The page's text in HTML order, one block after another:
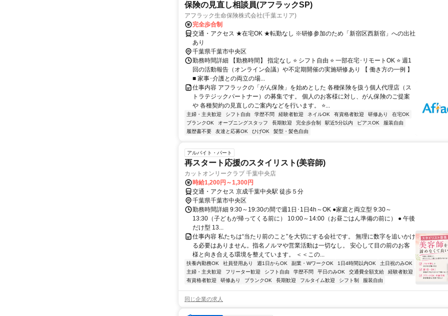
保険の見直し相談員(アフラックSP)
アフラック生命保険株式会社(千葉エリア)
完全歩合制
交通・アクセス ★在宅OK ★転勤なし ※研修参加のため「新宿区西新宿」への出社
あり
千葉県千葉市中央区
勤務時間詳細 【勤務時間】 指定なし ⭐ シフト自由 ⭐ 一部在宅･リモートOK ⭐ 週1
回の活動報告（オンライン会議）や不定期開催の実施研修あり 【 働き方の一例 】
■ 家事･介護との両立の場...
仕事内容 アフラックの「がん保険」を始めとした 各種保険を扱う個人代理店（ス
トラテジックパートナー）の募集です。 個人のお客様に対し、がん保険のご提案
や 各種契約の見直しのご案内などを行います。 ⭐...
主婦・主夫歓迎 シフト自由 学歴不問 経験者歓迎 ネイルOK 有資格者歓迎 研修あり
在宅OK
ブランクOK
オープニングスタッフ 長期歓迎 完全歩合制 駅近5分以内 ピアスOK
服装自由
履歴書不要
友達と応募OK ひげOK 髪型・髪色自由
アルバイト・パート
再スタート応援のスタイリスト(美容師)
カットオンリークラブ 千葉中央店
時給1,200円～1,300円
交通・アクセス 京成千葉中央駅 徒歩５分
千葉県千葉市中央区
勤務時間詳細 9:30～19:30の間で週1日･1日4h～OK ●家庭と両立型 9:30～
13:30（子どもが帰ってくる前に） 10:00～14:00（お昼ごはん準備の前に） ● 午後
だけ型 13...
仕事内容 私たちは“当たり前のこと”を大切にする会社です。 無理に数字を追いかけ
る必要はありません。指名ノルマや営業活動は一切なし。 安心して目の前のお客
様と向き合える環境を整えています。 ＜＜この...
扶養内勤務OK 社員登用あり 週1日からOK 副業・WワークOK 1日4時間以内OK
土日祝のみOK
主婦・主夫歓迎
フリーター歓迎 シフト自由 学歴不問 平日のみOK 交通費全額支給
経験者歓迎
有資格者歓迎
研修あり ブランクOK 長期歓迎 フルタイム歓迎 シフト制 服装自由
同じ企業の求人